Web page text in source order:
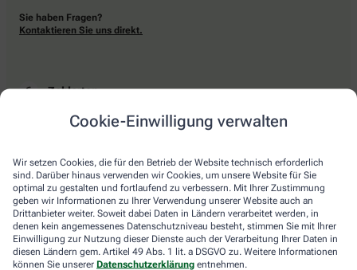
Cookie-Einwilligung verwalten
Wir setzen Cookies, die für den Betrieb der Website technisch erforderlich
sind. Darüber hinaus verwenden wir Cookies, um unsere Website für Sie
optimal zu gestalten und fortlaufend zu verbessern. Mit Ihrer Zustimmung
geben wir Informationen zu Ihrer Verwendung unserer Website auch an
Drittanbieter weiter. Soweit dabei Daten in Ländern verarbeitet werden, in
denen kein angemessenes Datenschutzniveau besteht, stimmen Sie mit Ihrer
Einwilligung zur Nutzung dieser Dienste auch der Verarbeitung Ihrer Daten in
diesen Ländern gem. Artikel 49 Abs. 1 lit. a DSGVO zu. Weitere Informationen
können Sie unserer Datenschutzerklärung entnehmen.
Sie haben Fragen?
Kontaktieren Sie uns direkt.
Zahlarten
Bar oder mit einer anderen akzeptierten Zahlungsart Ihrer Apotheke vor Ort.
Lieferarten
Abholung in der Apotheke
Botendienstlieferung